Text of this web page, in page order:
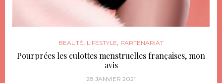
BEAUTÉ, LIFESTYLE, PARTENARIAT
Pourprées les culottes menstruelles françaises, mon
avis
28 JANVIER 2021